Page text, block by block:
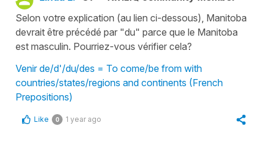
Selon votre explication (au lien ci-dessous), Manitoba
devrait être précédé par "du" parce que le Manitoba
est masculin. Pourriez-vous vérifier cela?
Venir de/d'/du/des = To come/be from with
countries/states/regions and continents (French
Prepositions)
Like 0 1 year ago